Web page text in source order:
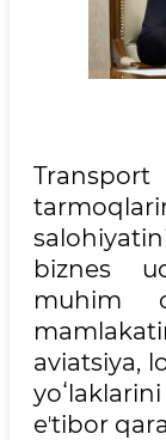
biznes
muhim
aviatsiya,
eʼtibor